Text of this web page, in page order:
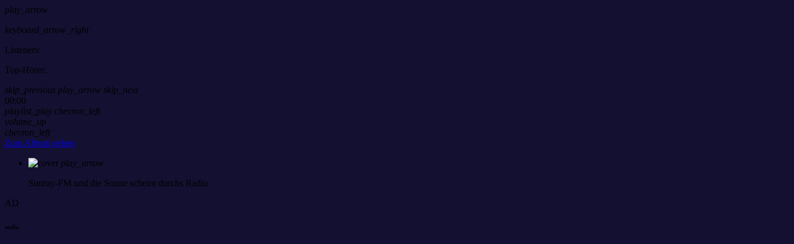
play_arrow
keyboard_arrow_right
Listeners:
Top-Hörer:
skip_previous play_arrow skip_next
00:00
playlist_play chevron_left
volume_up
chevron_left
Zum Album gehen
play_arrow
Sunray-FM und die Sonne scheint durchs Radio
AD
radio